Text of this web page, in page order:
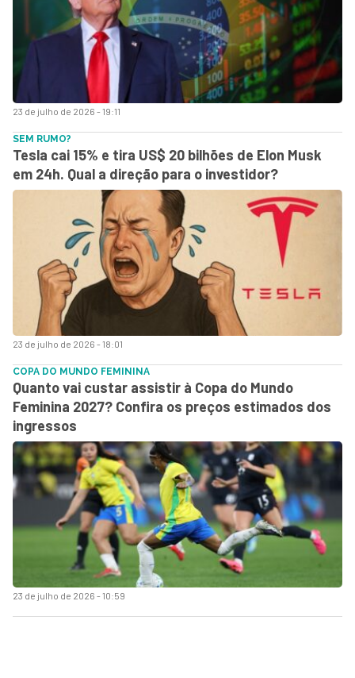
23 de julho de 2026 - 19:11
23 de julho de 2026 - 18:01
SEM RUMO?
Tesla cai 15% e tira US$ 20 bilhões de Elon Musk
em 24h. Qual a direção para o investidor?
23 de julho de 2026 - 10:59
COPA DO MUNDO FEMININA
Quanto vai custar assistir à Copa do Mundo
Feminina 2027? Confira os preços estimados dos
ingressos